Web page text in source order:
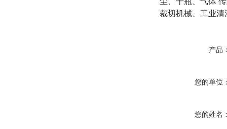
裁切机械、工业
产品
您的单位
您的姓名